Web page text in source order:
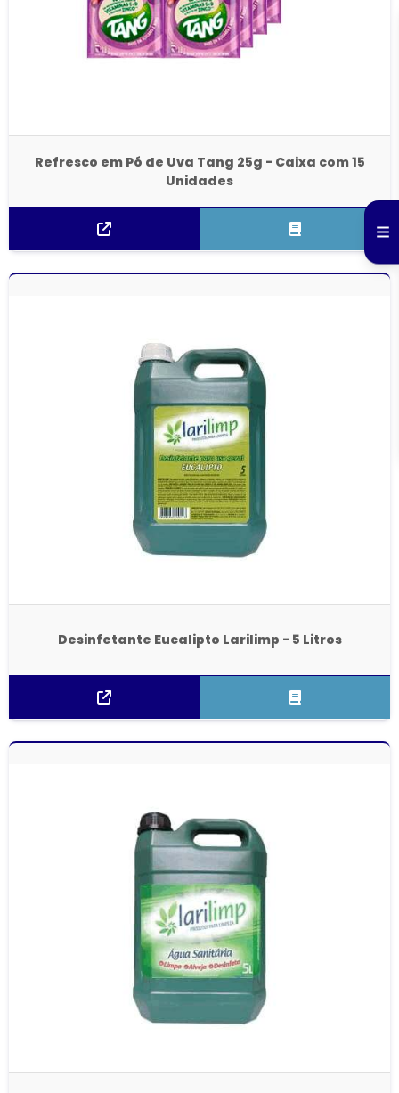
Refresco em Pó de Uva Tang 25g - Caixa com 15
Unidades
Desinfetante Eucalipto Larilimp - 5 Litros